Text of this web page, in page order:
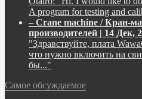
A program for testing and
– Crane machine / Кран-
производителей | 14 Дек,
"Здравствуйте, плата
что нужно включить на
бы..."
Самое обсуждаемое